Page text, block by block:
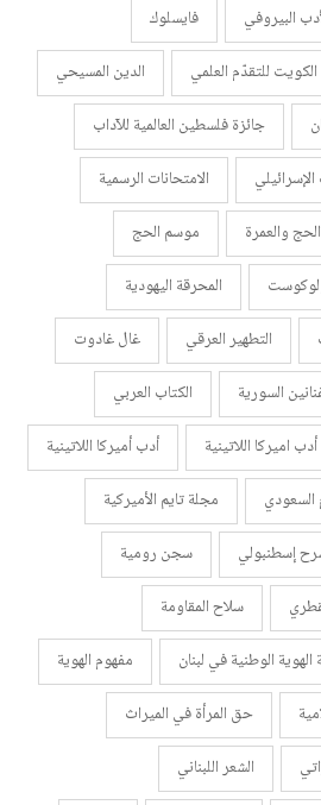
البيروفي
فايسلوك
للتقدّم العلمي
الدين المسيحي
جائزة فلسطين العالمية للآداب
الامتحانات الرسمية
الحج والعمرة
موسم الحج
المحرقة اليهودية
التطهير العرقي
غال غادوت
السورية
الكتاب العربي
أدب اميركا اللاتينية
أدب أميركا اللاتينية
السعودي
مجلة تايم الأميركية
إسطنبولي
سجن رومية
سلاح المقاومة
الهوية الوطنية في لبنان
مفهوم الهوية
حق المرأة في الميراث
الشعر اللبناني